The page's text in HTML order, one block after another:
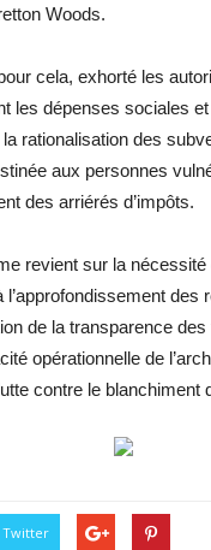
Woods.
cela, exhorté les
les dépenses sociales
rationalisation des
aux personnes
des arriérés d’impôts.
revient sur la
de la transparence
opérationnelle de
contre le blanchiment
Twitter